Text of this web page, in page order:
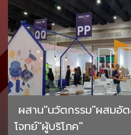
ผสาน"นวัตกรรม"ผสม
โจทย์"ผู้บริโภค"